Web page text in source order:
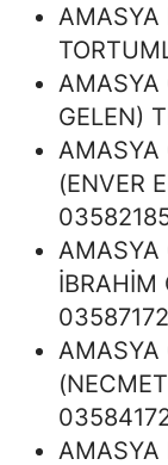
AMASYA
AMASYA
GELEN)
AMASYA
(ENVER
AMASYA
İBRAHİM
AMASYA
AMASYA